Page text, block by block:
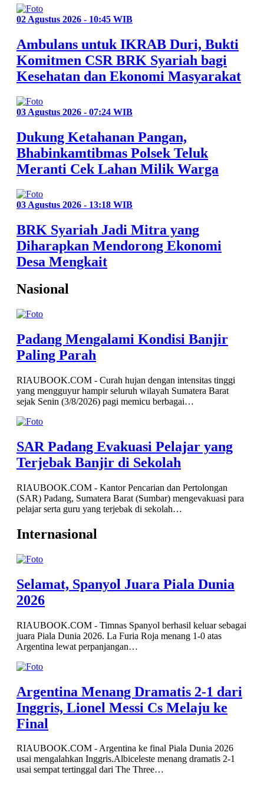
02 Agustus 2026 - 10:45 WIB
Ambulans untuk IKRAB Duri, Bukti
Komitmen CSR BRK Syariah bagi
Kesehatan dan Ekonomi Masyarakat
03 Agustus 2026 - 07:24 WIB
Dukung Ketahanan Pangan,
Bhabinkamtibmas Polsek Teluk
Meranti Cek Lahan Milik Warga
03 Agustus 2026 - 13:18 WIB
BRK Syariah Jadi Mitra yang
Diharapkan Mendorong Ekonomi
Desa Mengkait
Nasional
Padang Mengalami Kondisi Banjir
Paling Parah
RIAUBOOK.COM - Curah hujan dengan intensitas tinggi
yang mengguyur hampir seluruh wilayah Sumatera Barat
sejak Senin (3/8/2026) pagi memicu berbagai…
SAR Padang Evakuasi Pelajar yang
Terjebak Banjir di Sekolah
RIAUBOOK.COM - Kantor Pencarian dan Pertolongan
(SAR) Padang, Sumatera Barat (Sumbar) mengevakuasi para
pelajar serta guru yang terjebak di sekolah…
Internasional
Selamat, Spanyol Juara Piala Dunia
2026
RIAUBOOK.COM - Timnas Spanyol berhasil keluar sebagai
juara Piala Dunia 2026. La Furia Roja menang 1-0 atas
Argentina lewat perpanjangan…
Argentina Menang Dramatis 2-1 dari
Inggris, Lionel Messi Cs Melaju ke
Final
RIAUBOOK.COM - Argentina ke final Piala Dunia 2026
usai mengalahkan Inggris.Albiceleste menang dramatis 2-1
usai sempat tertinggal dari The Three…